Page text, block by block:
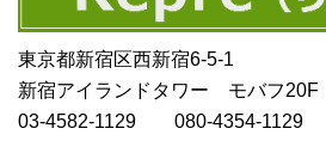
東京都新宿区西新宿6-5-1
新宿アイランドタワー モバフ20F
03-4582-1129 080-4354-1129